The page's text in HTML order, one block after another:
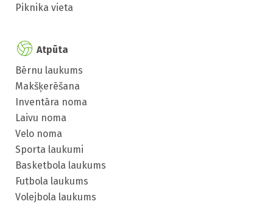
Piknika vieta
Atpūta
Bērnu laukums
Makšķerēšana
Inventāra noma
Laivu noma
Velo noma
Sporta laukumi
Basketbola laukums
Futbola laukums
Volejbola laukums